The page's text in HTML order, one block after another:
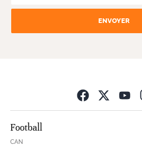
ENVOYER
Football
CAN